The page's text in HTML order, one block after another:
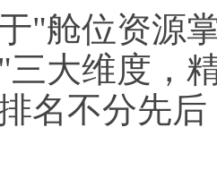
"舱位资源
大维度，
名不分先